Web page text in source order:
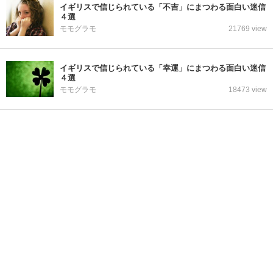
イギリスで信じられている「不吉」にまつわる面白い迷信
４選
モモグラモ 21769 view
イギリスで信じられている「幸運」にまつわる面白い迷信
４選
モモグラモ 18473 view